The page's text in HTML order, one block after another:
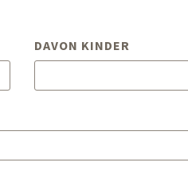
DAVON KINDER